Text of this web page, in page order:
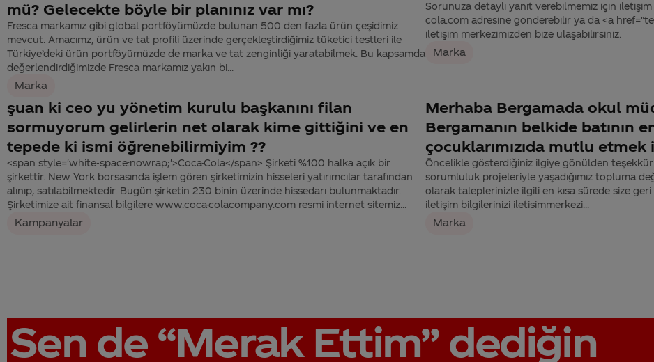
mü? Gelecekte böyle bir planınız var mı?
Fresca markamız gibi global portföyümüzde bulunan 500 den fazla ürün çeşidimiz
mevcut. Amacımz, ürün ve tat profili üzerinde gerçekleştirdiğimiz tüketici testleri ile
Türkiye’deki ürün portföyümüzde de marka ve tat zenginliği yaratabilmek. Bu kapsamda
değerlendirdiğimizde Fresca markamız yakın bi...
Marka
Sorunuza detaylı yanıt verebilmemiz için
cola.com adresine gönderebilir ya da <a
iletişim merkezimizden bize ulaşabilirsiniz.
Marka
şuan ki ceo yu yönetim kurulu başkanını filan
sormuyorum gelirlerin net olarak kime gittiğini ve en
tepede ki ismi öğrenebilirmiyim ??
<span style='white-space:nowrap;'>Coca-Cola</span> Şirketi %100 halka açık bir
şirkettir. New York borsasında işlem gören şirketimizin hisseleri yatırımcılar tarafından
alınıp, satılabilmektedir. Bugün şirketin 230 binin üzerinde hissedarı bulunmaktadır.
Şirketimize ait finansal bilgilere www.coca-colacompany.com resmi internet sitemiz...
Kampanyalar
Merhaba Bergamada okul
Bergamanın belkide batının
çocuklarımızıda mutlu
Öncelikle gösterdiğiniz ilgiye gönülden teşekkür
sorumluluk projeleriyle yaşadığımız topluma
olarak taleplerinizle ilgili en kısa sürede size
iletişim bilgilerinizi iletisimmerkezi...
Marka
Sen de “Merak Ettim”dediğin